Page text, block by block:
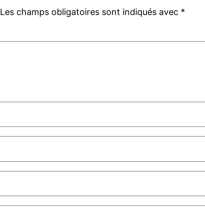
Les champs obligatoires sont indiqués avec *